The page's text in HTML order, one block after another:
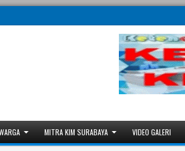
MITRA KIM SURABAYA VIDEO GALERI